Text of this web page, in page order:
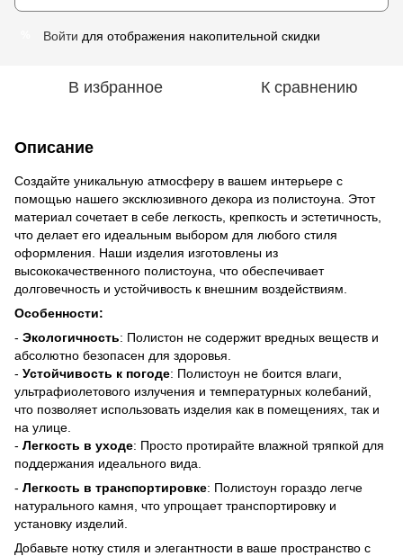
Войти для отображения накопительной скидки
В избранное К сравнению
Описание
Создайте уникальную атмосферу в вашем интерьере с
помощью нашего эксклюзивного декора из полистоуна. Этот
материал сочетает в себе легкость, крепкость и эстетичность,
что делает его идеальным выбором для любого стиля
оформления. Наши изделия изготовлены из
высококачественного полистоуна, что обеспечивает
долговечность и устойчивость к внешним воздействиям.
Особенности:
- Экологичность: Полистон не содержит вредных веществ и
абсолютно безопасен для здоровья.
- Устойчивость к погоде: Полистоун не боится влаги,
ультрафиолетового излучения и температурных колебаний,
что позволяет использовать изделия как в помещениях, так и
на улице.
- Легкость в уходе: Просто протирайте влажной тряпкой для
поддержания идеального вида.
- Легкость в транспортировке: Полистоун гораздо легче
натурального камня, что упрощает транспортировку и
установку изделий.
Добавьте нотку стиля и элегантности в ваше пространство с